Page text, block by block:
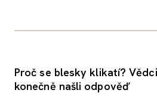
Proč se blesky klikatí? Vědci
konečně našli odpověď